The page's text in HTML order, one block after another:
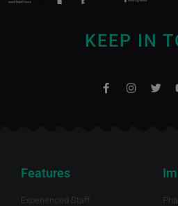
KEEP IN
Features
Experienced Staff